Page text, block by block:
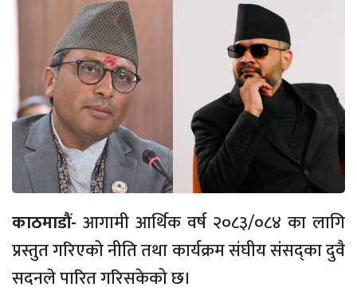
काठमाडौं- आगामी आर्थिक वर्ष २०८३/०८४ का लागि
प्रस्तुत गरिएको नीति तथा कार्यक्रम संघीय संसद्का दुवै
सदनले पारित गरिसकेको छ।